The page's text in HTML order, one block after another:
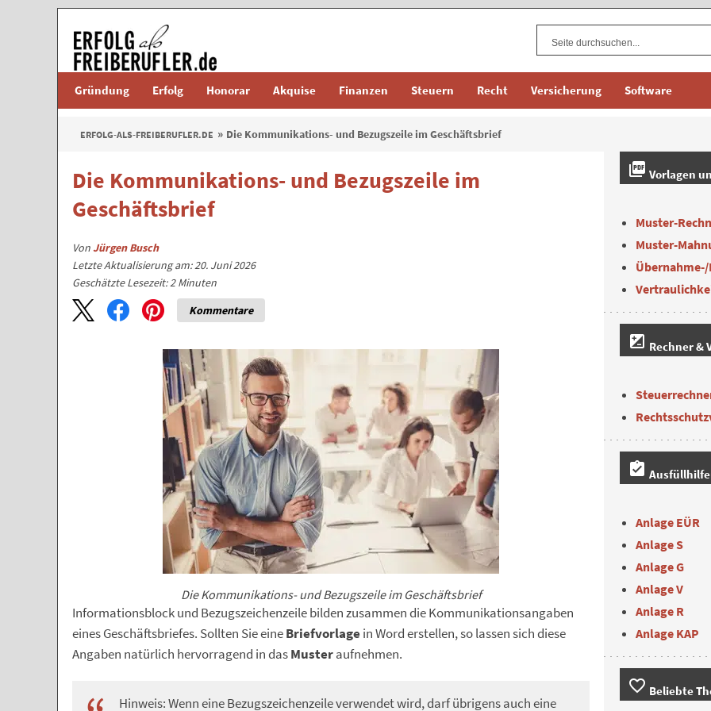
Gründung Erfolg Honorar Akquise Finanzen Steuern Recht Versicherung Software
ERFOLG-ALS-FREIBERUFLER.DE Die Kommunikations- und Bezugszeile im Geschäftsbrief
Die Kommunikations- und Bezugszeile im
Geschäftsbrief
VonJürgen Busch
Letzte Aktualisierung am: 20. Juni 2026
Geschätzte Lesezeit:2 Minuten
Kommentare
Die Kommunikations- und Bezugszeile im Geschäftsbrief
Informationsblock und Bezugszeichenzeile bilden zusammen die Kommunikationsangaben
eines Geschäftsbriefes. Sollten Sie eineBriefvorlagein Word erstellen, so lassen sich diese
Angaben natürlich hervorragend in dasMusteraufnehmen.
Hinweis: Wenn eine Bezugszeichenzeile verwendet wird, darf übrigens auch eine
picture_as_pdf Vorlagen
Muster-
Muster-
iso Rechner &
assignment_turned_in
Anlage EÜR
Anlage S
Anlage G
Anlage V
Anlage R
Anlage KAP
favorite_border Beliebte